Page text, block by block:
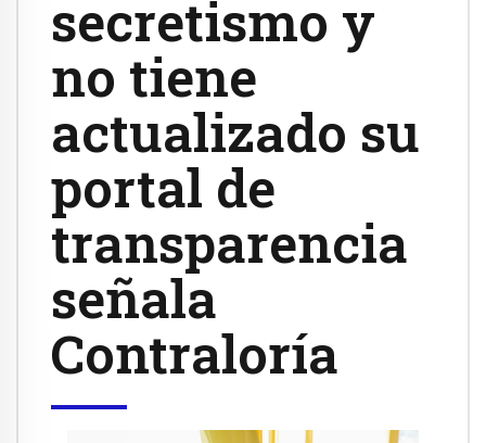
secretismo y
no tiene
actualizado su
portal de
transparencia
señala
Contraloría